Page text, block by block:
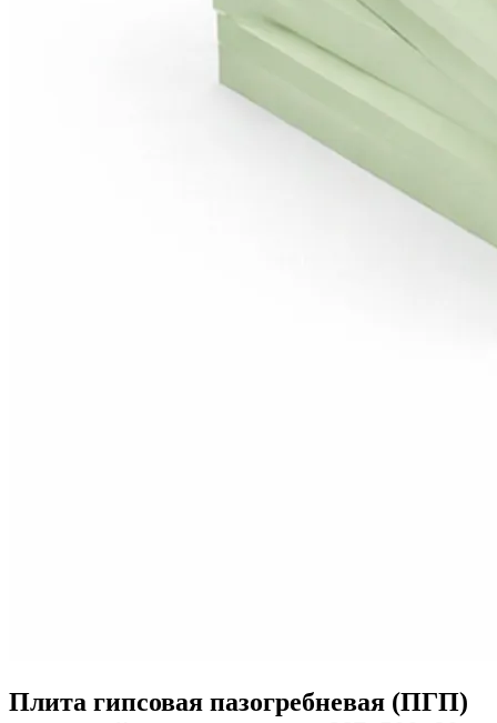
Плита гипсовая пазогребневая (ПГП)